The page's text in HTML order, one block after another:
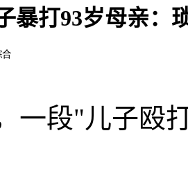
暴打93岁母亲：
合
一段"儿子殴